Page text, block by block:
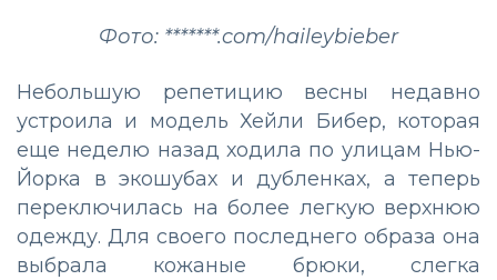
Фото: *******.com/haileybieber
Небольшую репетицию весны недавно
устроила и модель Хейли Бибер, которая
еще неделю назад ходила по улицам Нью-
Йорка в экошубах и дубленках, а теперь
переключилась на более легкую верхнюю
одежду. Для своего последнего образа она
выбрала кожаные брюки, слегка